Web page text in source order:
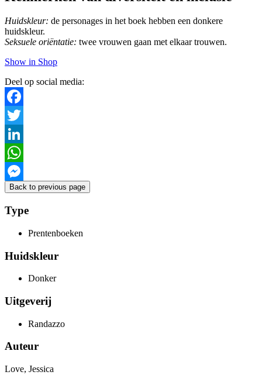
Huidskleur: de personages in het boek hebben een donkere
huidskleur.
Seksuele oriëntatie: twee vrouwen gaan met elkaar trouwen.
Show in Shop
Deel op social media:
Facebook
Twitter
LinkedIn
WhatsApp
Messenger
Back to previous page
Type
Prentenboeken
Huidskleur
Donker
Uitgeverij
Randazzo
Auteur
Love, Jessica